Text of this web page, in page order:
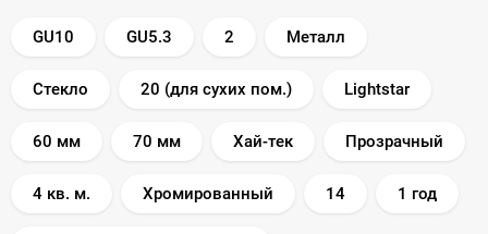
GU10 GU5.3 2 Металл
Стекло 20 (для сухих пом.) Lightstar
60 мм 70 мм Хай-тек Прозрачный
4 кв. м. Хромированный 14 1 год